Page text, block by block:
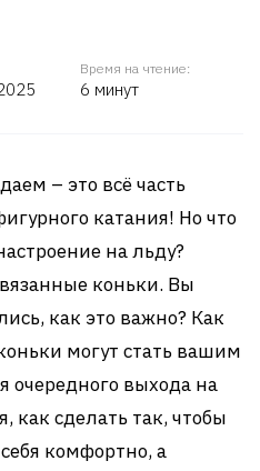
Время на чтение:
6 минут
– это всё часть
катания! Но что
на льду?
коньки. Вы
как это важно? Как
могут стать вашим
очередного выхода на
как сделать так, чтобы
комфортно, а